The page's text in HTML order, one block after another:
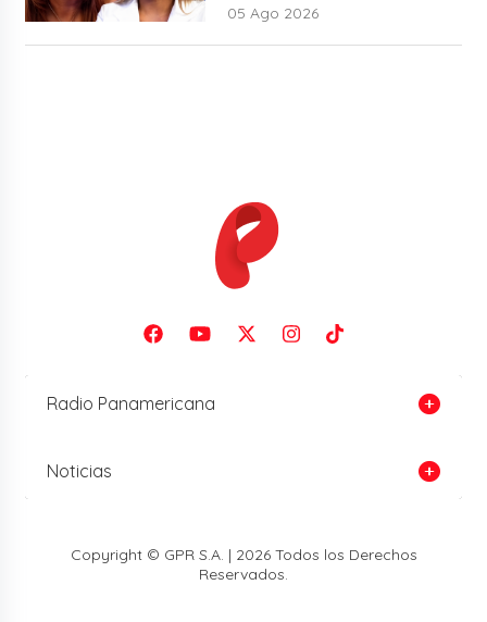
05 Ago 2026
Radio Panamericana
Noticias
Copyright © GPR S.A. | 2026 Todos los Derechos
Reservados.